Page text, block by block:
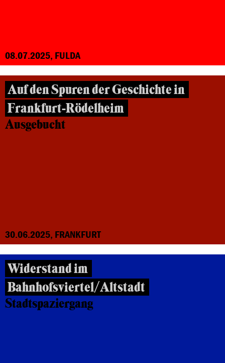
08.07.2025, FULDA
Auf den Spuren der Geschichte in
Frankfurt-Rödelheim
Ausgebucht
30.06.2025, FRANKFURT
Widerstand im
Bahnhofsviertel/Altstadt
Stadtspaziergang